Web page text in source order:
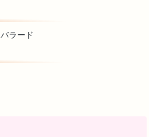
バラード